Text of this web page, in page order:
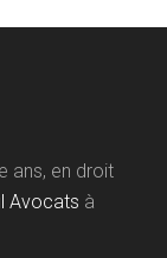
ans, en droit
Avocats à